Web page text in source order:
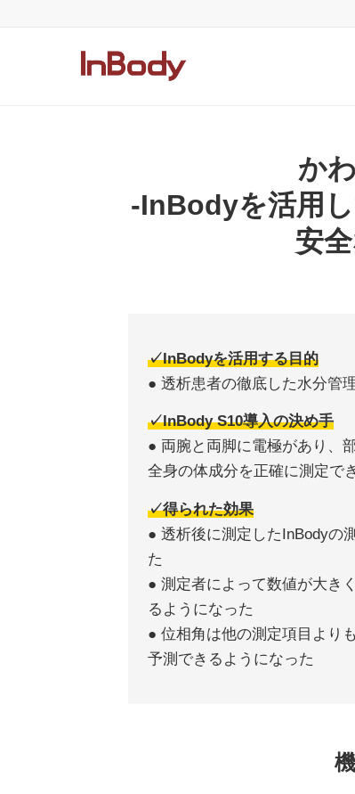
か
-InBodyを活用
安
✓InBodyを活用する目的
● 透析患者の徹底した水分管
✓InBody S10導入の決め手
● 両腕と両脚に電極があり、
全身の体成分を正確に測定で
✓得られた効果
● 透析後に測定したInBodyの
た
● 測定者によって数値が大き
るようになった
● 位相角は他の測定項目より
予測できるようになった